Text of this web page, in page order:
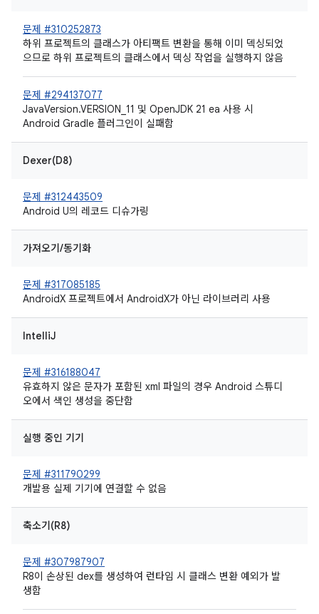
문제 #310252873
하위 프로젝트의 클래스가 아티팩트 변환을 통해 이미 덱싱되었
으므로 하위 프로젝트의 클래스에서 덱싱 작업을 실행하지 않음
문제 #294137077
JavaVersion.VERSION_11 및 OpenJDK 21 ea 사용 시
Android Gradle 플러그인이 실패함
Dexer(D8)
문제 #312443509
Android U의 레코드 디슈가링
가져오기/동기화
문제 #317085185
AndroidX 프로젝트에서 AndroidX가 아닌 라이브러리 사용
IntelliJ
문제 #316188047
유효하지 않은 문자가 포함된 xml 파일의 경우 Android 스튜디
오에서 색인 생성을 중단함
실행 중인 기기
문제 #311790299
개발용 실제 기기에 연결할 수 없음
축소기(R8)
문제 #307987907
R8이 손상된 dex를 생성하여 런타임 시 클래스 변환 예외가 발
생함